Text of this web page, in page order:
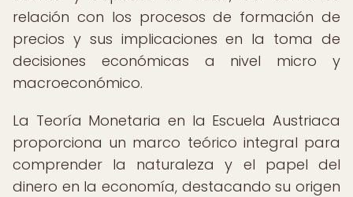
relación con los procesos de formación de
precios y sus implicaciones en la toma de
decisiones económicas a nivel micro y
macroeconómico.
La Teoría Monetaria en la Escuela Austriaca
proporciona un marco teórico integral para
comprender la naturaleza y el papel del
dinero en la economía, destacando su origen